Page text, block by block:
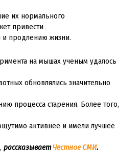
их нормального
привести
и продлению жизни.
на мышах ученым удалось
обновлялись значительно
процесса старения. Более того,
активнее и имели лучшее
рассказываетЧестное СМИ.